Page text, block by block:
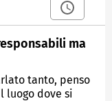
ma
tanto, penso
dove si